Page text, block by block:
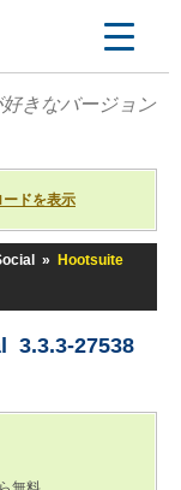
きなバージョン
ドを表示
»
Hootsuite
3.3.3-27538